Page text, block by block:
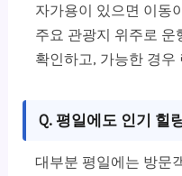
자가용이 있으면 이동
주요 관광지 위주로 운
확인하고, 가능한 경우
Q. 평일에도 인기 힐
대부분 평일에는 방문